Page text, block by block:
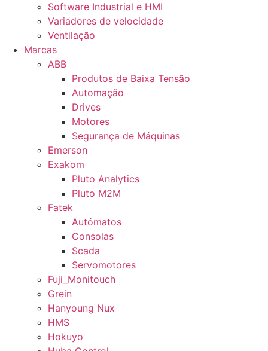
Software Industrial e HMI
Variadores de velocidade
Ventilação
Marcas
ABB
Produtos de Baixa Tensão
Automação
Drives
Motores
Segurança de Máquinas
Emerson
Exakom
Pluto Analytics
Pluto M2M
Fatek
Autómatos
Consolas
Scada
Servomotores
Fuji_Monitouch
Grein
Hanyoung Nux
HMS
Hokuyo